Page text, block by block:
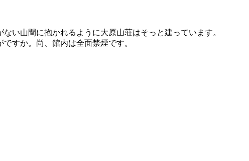
い山間に抱かれるように大原山荘はそっと建っています。
すか。尚、館内は全面禁煙です。